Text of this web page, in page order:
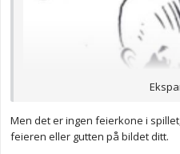
Men det er ingen feierkone i
feieren eller gutten på bildet ditt.